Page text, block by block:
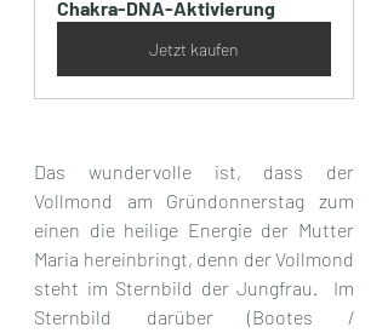
Chakra-DNA-Aktivierung
Jetzt kaufen
Das wundervolle ist, dass der
Vollmond am Gründonnerstag zum
einen die heilige Energie der Mutter
Maria hereinbringt, denn der Vollmond
steht im Sternbild der Jungfrau.  Im
Sternbild darüber (Bootes /